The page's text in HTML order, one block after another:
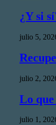
¿Y si
julio 5,
julio 2,
Lo
julio 1,